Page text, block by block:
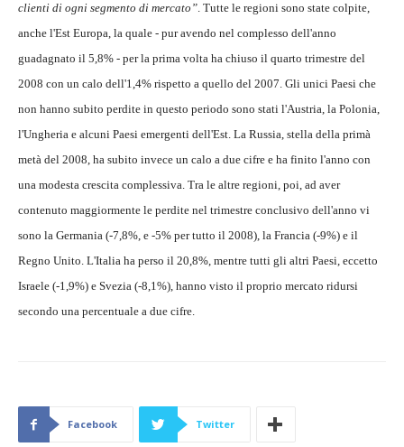
clienti di ogni segmento di mercato”. Tutte le regioni sono state colpite,
anche l'Est Europa, la quale - pur avendo nel complesso dell'anno
guadagnato il 5,8% - per la prima volta ha chiuso il quarto trimestre del
2008 con un calo dell'1,4% rispetto a quello del 2007. Gli unici Paesi che
non hanno subito perdite in questo periodo sono stati l'Austria, la Polonia,
l'Ungheria e alcuni Paesi emergenti dell'Est. La Russia, stella della primà
metà del 2008, ha subito invece un calo a due cifre e ha finito l'anno con
una modesta crescita complessiva. Tra le altre regioni, poi, ad aver
contenuto maggiormente le perdite nel trimestre conclusivo dell'anno vi
sono la Germania (-7,8%, e -5% per tutto il 2008), la Francia (-9%) e il
Regno Unito. L'Italia ha perso il 20,8%, mentre tutti gli altri Paesi, eccetto
Israele (-1,9%) e Svezia (-8,1%), hanno visto il proprio mercato ridursi
secondo una percentuale a due cifre.
Facebook Twitter